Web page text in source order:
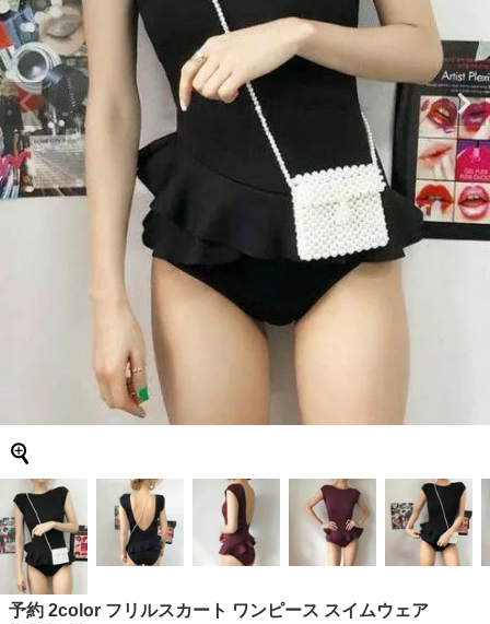
予約 2color フリルスカート ワンピース スイムウェア